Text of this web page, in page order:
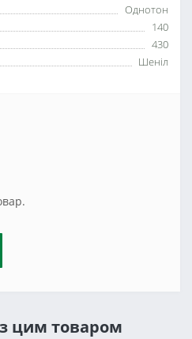
Однотон
140
430
Шеніл
цим товаром